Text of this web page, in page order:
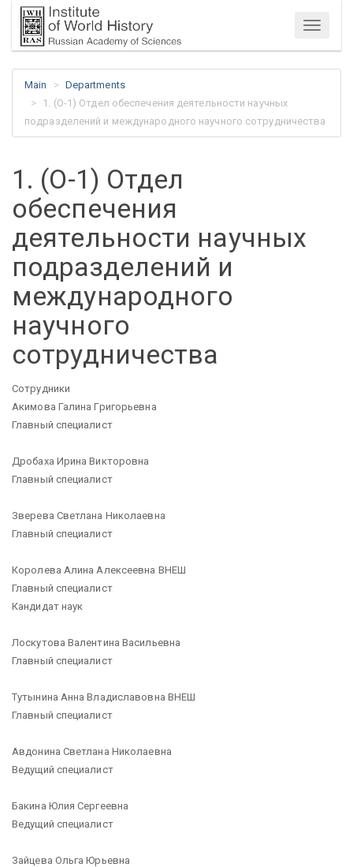
Menu
Main
Departments
1. (О-1) Отдел обеспечения деятельности научных
подразделений и международного научного сотрудничества
1. (О-1) Отдел
обеспечения
деятельности научных
подразделений и
международного
научного
сотрудничества
Сотрудники
Акимова Галина Григорьевна
Главный специалист
Дробаха Ирина Викторовна
Главный специалист
Зверева Светлана Николаевна
Главный специалист
Королева Алина Алексеевна ВНЕШ
Главный специалист
Кандидат наук
Лоскутова Валентина Васильевна
Главный специалист
Тутынина Анна Владиславовна ВНЕШ
Главный специалист
Авдонина Светлана Николаевна
Ведущий специалист
Бакина Юлия Сергеевна
Ведущий специалист
Зайцева Ольга Юрьевна